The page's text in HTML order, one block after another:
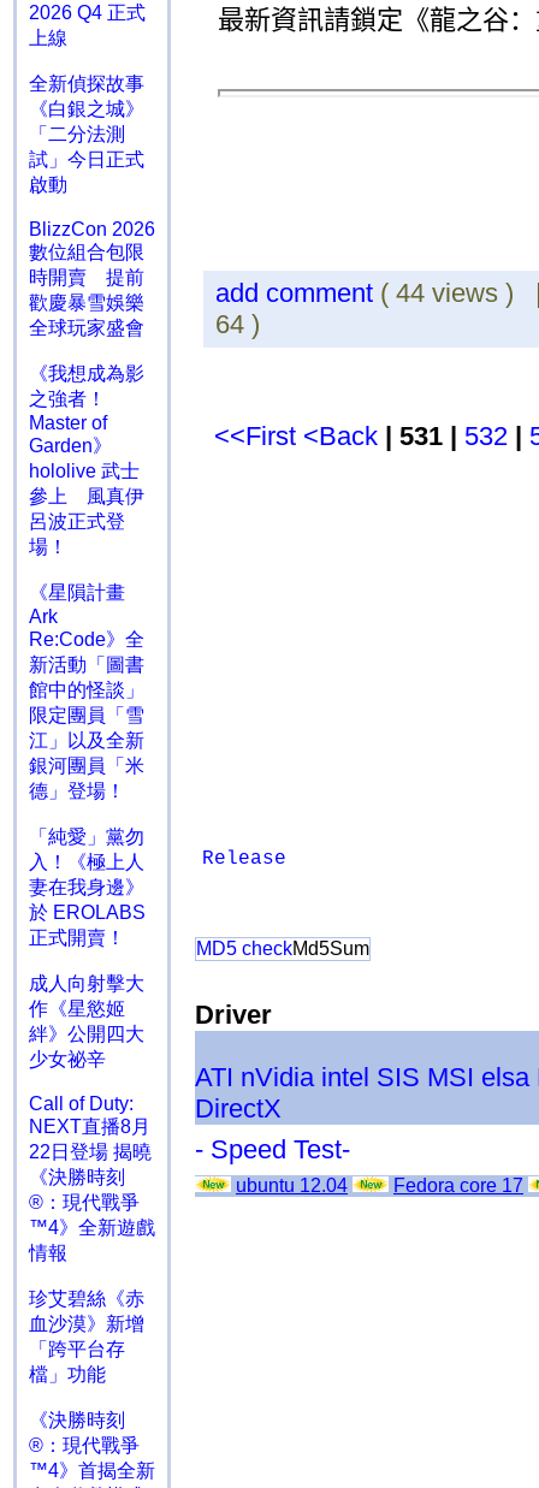
2026 Q4 正式
上線
全新偵探故事
《白銀之城》
「二分法測
試」今日正式
啟動
BlizzCon 2026
數位組合包限
時開賣 提前
歡慶暴雪娛樂
全球玩家盛會
《我想成為影
之強者！
Master of
Garden》
hololive 武士
參上 風真伊
呂波正式登
場！
《星隕計畫
Ark
Re:Code》全
新活動「圖書
館中的怪談」
限定團員「雪
江」以及全新
銀河團員「米
德」登場！
「純愛」黨勿
入！《極上人
妻在我身邊》
於 EROLABS
正式開賣！
成人向射擊大
作《星慾姬
絆》公開四大
少女祕辛
Call of Duty:
NEXT直播8月
22日登場 揭曉
《決勝時刻
®：現代戰爭
™4》全新遊戲
情報
珍艾碧絲《赤
血沙漠》新增
「跨平台存
檔」功能
《決勝時刻
®：現代戰爭
™4》首揭全新
最新資訊請鎖定《龍之谷
add comment ( 44 views
64 )
<<First <Back | 531 | 532|
Release
MD5 checkMd5Sum
Driver
ATI nVidia intel SIS MSI elsa
DirectX
- Speed Test-
ubuntu 12.04 Fedora core 17